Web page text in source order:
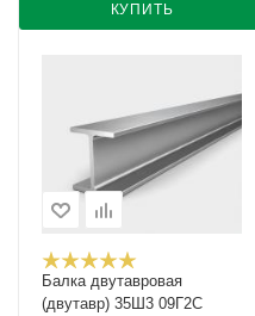
КУПИТЬ
Балка двутавровая
(двутавр) 35Ш3 09Г2С